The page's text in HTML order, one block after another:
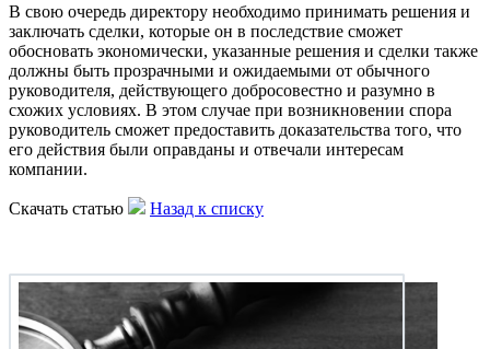
В свою очередь директору необходимо принимать решения и
заключать сделки, которые он в последствие сможет
обосновать экономически, указанные решения и сделки также
должны быть прозрачными и ожидаемыми от обычного
руководителя, действующего добросовестно и разумно в
схожих условиях. В этом случае при возникновении спора
руководитель сможет предоставить доказательства того, что
его действия были оправданы и отвечали интересам
компании.
Скачать статью Назад к списку